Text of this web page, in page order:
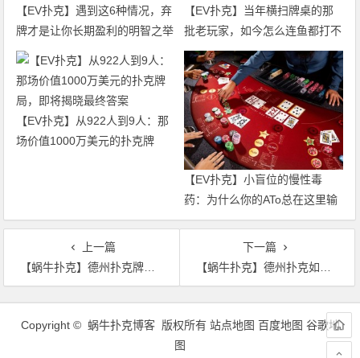
【EV扑克】遇到这6种情况，弃
牌才是让你长期盈利的明智之举
【EV扑克】当年横扫牌桌的那
批老玩家，如今怎么连鱼都打不
过了
【EV扑克】从922人到9人：那
场价值1000万美元的扑克牌
【EV扑克】小盲位的慢性毒
药：为什么你的ATo总在这里输
钱？
上一篇
【蜗牛扑克】德州扑克牌局回顾：Fernandez对Schemion的反击
下一篇
【蜗牛扑克】德州扑克如何在牌桌上保持专注?
文
Copyright © 蜗牛扑克博客 版权所有 站点地图 百度地图 谷歌地
图